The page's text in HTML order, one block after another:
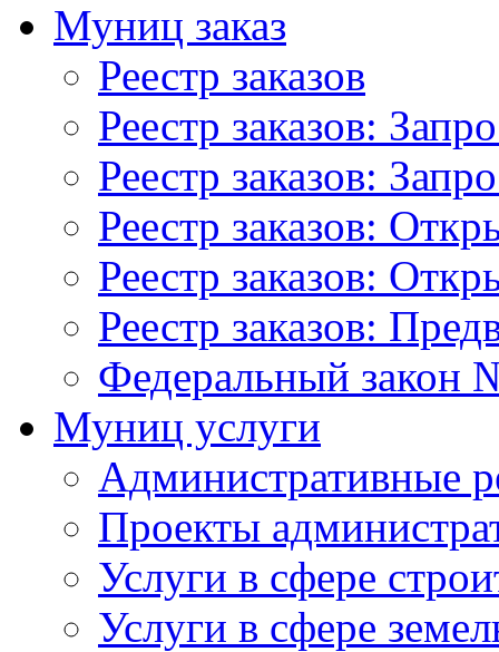
Муниц заказ
Реестр заказов
Реестр заказов:
Реестр заказов:
Реестр заказов:
Реестр заказов:
Реестр заказов:
Федеральный закон
Муниц услуги
Административные
Проекты
Услуги в сфере
Услуги в сфере